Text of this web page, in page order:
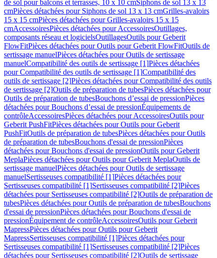
de sol pour balcons et terrasses, 10 x 10 cmSiphons de sol 13 x 13
cmPièces détachées pour Siphons de sol 13 x 13 cmGrilles-avaloirs
15 x 15 cmPièces détachées pour Grilles-avaloirs 15 x 15
cmAccessoiresPièces détachées pour AccessoiresOutillages,
composants réseau et logicielsOutillagesOutils pour Geberit
FlowFitPièces détachées pour Outils pour Geberit FlowFitOutils de
sertissage manuelPièces détachées pour Outils de sertissage
manuelCompatibilité des outils de sertissage [1]Pièces détachées
pour Compatibilité des outils de sertissage [1]Compatibilité des
outils de sertissage [2]Pièces détachées pour Compatibilité des outils
de sertissage [2]Outils de préparation de tubesPièces détachées pour
Outils de préparation de tubesBouchons d’essai de pressionPièces
détachées pour Bouchons d’essai de pressionÉquipements de
contrôleAccessoiresPièces détachées pour AccessoiresOutils pour
Geberit PushFitPièces détachées pour Outils pour Geberit
PushFitOutils de préparation de tubesPièces détachées pour Outils
de préparation de tubesBouchons d'essai de pressionPièces
détachées pour Bouchons d'essai de pressionOutils pour Geberit
MeplaPièces détachées pour Outils pour Geberit MeplaOutils de
sertissage manuelPièces détachées pour Outils de sertissage
manuelSertisseuses compatibilité [1]Pièces détachées pour
Sertisseuses compatibilité [1]Sertisseuses compatibilité [2]Pièces
détachées pour Sertisseuses compatibilité [2]Outils de préparation de
tubesPièces détachées pour Outils de préparation de tubesBouchons
d'essai de pressionPièces détachées pour Bouchons d'essai de
pressionÉquipement de contrôleAccessoiresOutils pour Geberit
MapressPièces détachées pour Outils pour Geberit
MapressSertisseuses compatibilité [1]Pièces détachées pour
Sertisseuses compatibilité [1]Sertisseuses compatibilité [2]Pièces
détachées pour Sertisseuses compatibilité [2]Outils de sertissage